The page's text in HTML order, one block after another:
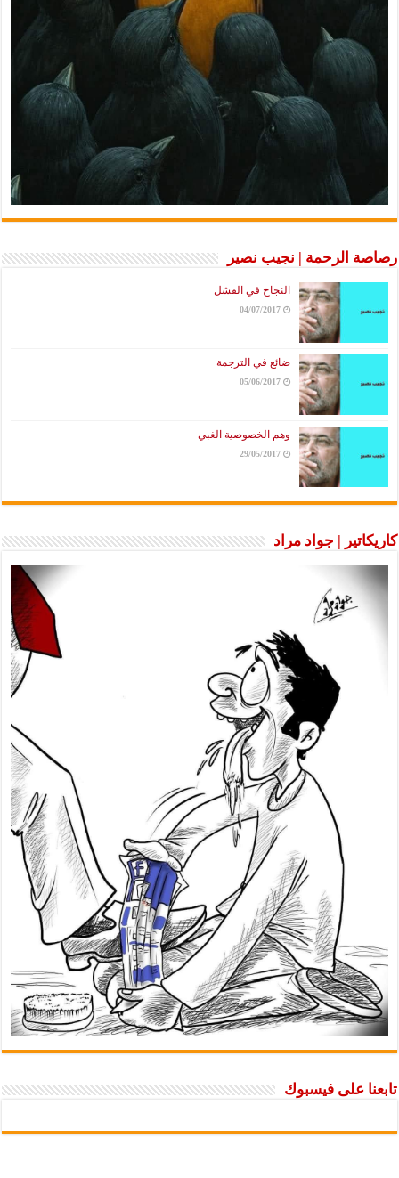
رصاصة الرحمة | نجيب نصير
النجاح في الفشل
04/07/2017
ضائع في الترجمة
05/06/2017
وهم الخصوصية الغبي
29/05/2017
كاريكاتير | جواد مراد
تابعنا على فيسبوك